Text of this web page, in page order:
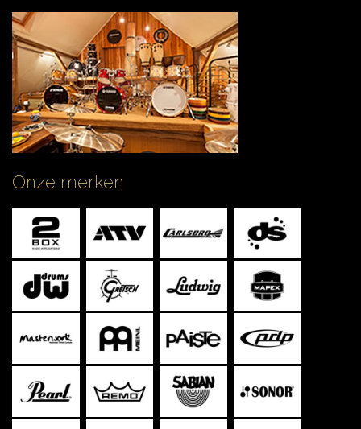
Onze merken